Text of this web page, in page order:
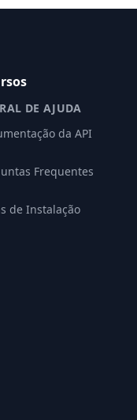
DE AJUDA
da API
Frequentes
de Instalação